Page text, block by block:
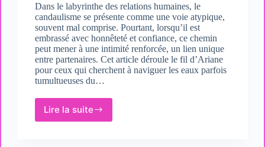
Dans le labyrinthe des relations humaines, le
candaulisme se présente comme une voie atypique,
souvent mal comprise. Pourtant, lorsqu’il est
embrassé avec honnêteté et confiance, ce chemin
peut mener à une intimité renforcée, un lien unique
entre partenaires. Cet article déroule le fil d’Ariane
pour ceux qui cherchent à naviguer les eaux parfois
tumultueuses du…
Lire la suite
Conseils
pour